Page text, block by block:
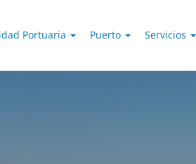
Portuaria Puerto Servicios